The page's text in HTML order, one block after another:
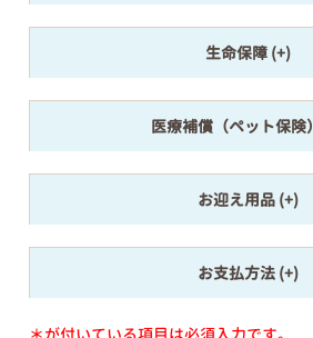
生命保障
医療補償（ペット保険）
お迎え用品
お支払方法